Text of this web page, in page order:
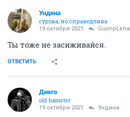
Ундинa
сурова, но справедлива
19 октября 2021 GuimpLena
Ты тоже не засиживайся.
ОТВЕТИТЬ
Диего
old hamster
19 октября 2021 Ундинa